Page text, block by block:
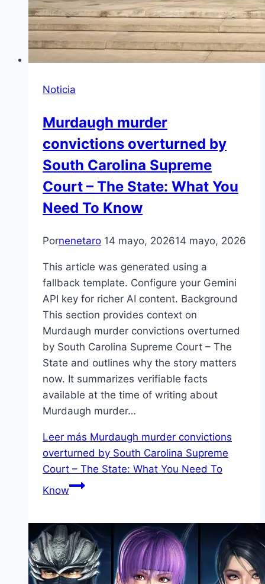
Noticia
Murdaugh murder
convictions overturned by
South Carolina Supreme
Court – The State: What You
Need To Know
Pornenetaro 14 mayo, 202614 mayo, 2026
This article was generated using a
fallback template. Configure your Gemini
API key for richer AI content. Background
This section provides context on
Murdaugh murder convictions overturned
by South Carolina Supreme Court – The
State and outlines why the story matters
now. It summarizes verifiable facts
available at the time of writing about
Murdaugh murder…
Leer más Murdaugh murder convictions
overturned by South Carolina Supreme
Court – The State: What You Need To
Know